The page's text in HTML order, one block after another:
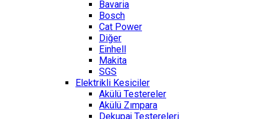
Bavaria
Bosch
Cat Power
Diğer
Einhell
Makita
SGS
Elektrikli Kesiciler
Akülü Testereler
Akülü Zımpara
Dekupaj Testereleri